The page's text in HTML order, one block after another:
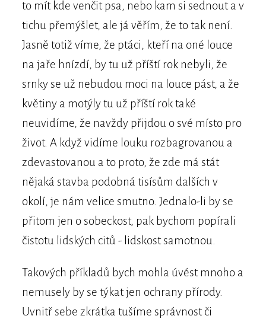
to mít kde venčit psa, nebo kam si sednout a v
tichu přemýšlet, ale já věřím, že to tak není.
Jasně totiž víme, že ptáci, kteří na oné louce
na jaře hnízdí, by tu už příští rok nebyli, že
srnky se už nebudou moci na louce pást, a že
květiny a motýly tu už příští rok také
neuvidíme, že navždy přijdou o své místo pro
život. A když vidíme louku rozbagrovanou a
zdevastovanou a to proto, že zde má stát
nějaká stavba podobná tisísům dalších v
okolí, je nám velice smutno. Jednalo-li by se
přitom jen o sobeckost, pak bychom popírali
čistotu lidských citů - lidskost samotnou.
Takových příkladů bych mohla úvést mnoho a
nemusely by se týkat jen ochrany přírody.
Uvnitř sebe zkrátka tušíme správnost či